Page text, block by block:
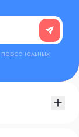
персональных